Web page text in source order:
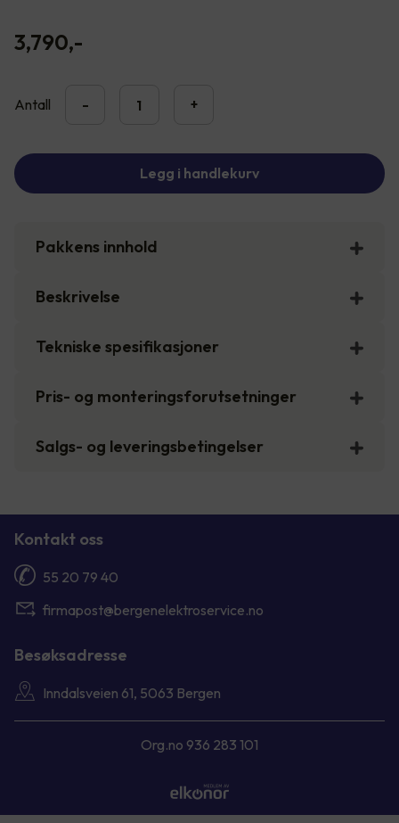
3,790,-
Antall - +
Legg i handlekurv
Pakkens innhold
Beskrivelse
Tekniske spesifikasjoner
Pris- og monteringsforutsetninger
Salgs- og leveringsbetingelser
Kontakt oss
55 20 79 40
firmapost@bergenelektroservice.no
Besøksadresse
Inndalsveien 61, 5063 Bergen
Org.no 936 283 101